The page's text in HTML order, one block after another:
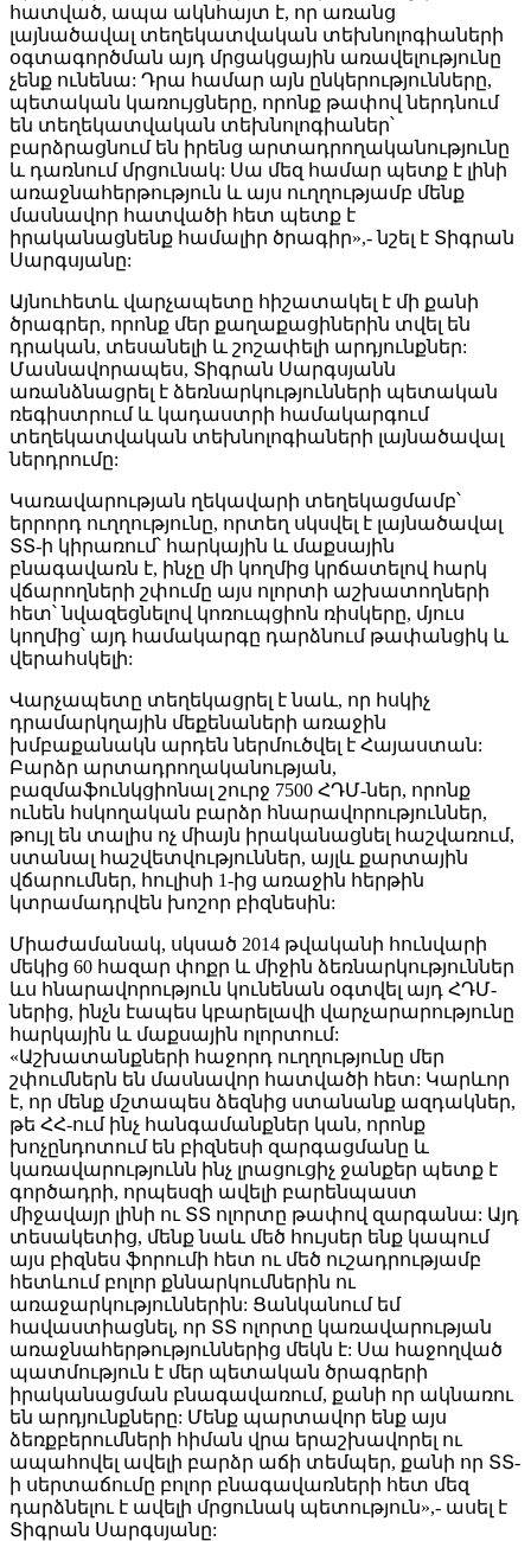
հատված, ապա ակնհայտ է, որ առանց
լայնածավալ տեղեկատվական տեխնոլոգիաների
օգտագործման այդ մրցակցային առավելությունը
չենք ունենա: Դրա համար այն ընկերությունները,
պետական կառույցները, որոնք թափով ներդնում
են տեղեկատվական տեխնոլոգիաներ՝
բարձրացնում են իրենց արտադրողականությունը
և դառնում մրցունակ: Սա մեզ համար պետք է լինի
առաջնահերթություն և այս ուղղությամբ մենք
մասնավոր հատվածի հետ պետք է
իրականացնենք համալիր ծրագիր»,- նշել է Տիգրան
Սարգսյանը:
Այնուհետև վարչապետը հիշատակել է մի քանի
ծրագրեր, որոնք մեր քաղաքացիներին տվել են
դրական, տեսանելի և շոշափելի արդյունքներ:
Մասնավորապես, Տիգրան Սարգսյանն
առանձնացրել է ձեռնարկությունների պետական
ռեգիստրում և կադաստրի համակարգում
տեղեկատվական տեխնոլոգիաների լայնածավալ
ներդրումը:
Կառավարության ղեկավարի տեղեկացմամբ՝
երրորդ ուղղությունը, որտեղ սկսվել է լայնածավալ
ՏՏ-ի կիրառում՝ հարկային և մաքսային
բնագավառն է, ինչը մի կողմից կրճատելով հարկ
վճարողների շփումը այս ոլորտի աշխատողների
հետ՝ նվազեցնելով կոռուպցիոն ռիսկերը, մյուս
կողմից՝ այդ համակարգը դարձնում թափանցիկ և
վերահսկելի:
Վարչապետը տեղեկացրել է նաև, որ հսկիչ
դրամարկղային մեքենաների առաջին
խմբաքանակն արդեն ներմուծվել է Հայաստան:
Բարձր արտադրողականության,
բազմաֆունկցիոնալ շուրջ 7500 ՀԴՄ-ներ, որոնք
ունեն հսկողական բարձր հնարավորություններ,
թույլ են տալիս ոչ միայն իրականացնել հաշվառում,
ստանալ հաշվետվություններ, այլև քարտային
վճարումներ, հուլիսի 1-ից առաջին հերթին
կտրամադրվեն խոշոր բիզնեսին:
Միաժամանակ, սկսած 2014 թվականի հունվարի
մեկից 60 հազար փոքր և միջին ձեռնարկություններ
ևս հնարավորություն կունենան օգտվել այդ ՀԴՄ-
ներից, ինչն էապես կբարելավի վարչարարությունը
հարկային և մաքսային ոլորտում:
«Աշխատանքների հաջորդ ուղղությունը մեր
շփումներն են մասնավոր հատվածի հետ: Կարևոր
է, որ մենք մշտապես ձեզնից ստանանք ազդակներ,
թե ՀՀ-ում ինչ հանգամանքներ կան, որոնք
խոչընդոտում են բիզնեսի զարգացմանը և
կառավարությունն ինչ լրացուցիչ ջանքեր պետք է
գործադրի, որպեսզի ավելի բարենպաստ
միջավայր լինի ու ՏՏ ոլորտը թափով զարգանա: Այդ
տեսակետից, մենք նաև մեծ հույսեր ենք կապում
այս բիզնես ֆորումի հետ ու մեծ ուշադրությամբ
հետևում բոլոր քննարկումներին ու
առաջարկություններին: Ցանկանում եմ
հավաստիացնել, որ ՏՏ ոլորտը կառավարության
առաջնահերթություններից մեկն է: Սա հաջողված
պատմություն է մեր պետական ծրագրերի
իրականացման բնագավառում, քանի որ ակնառու
են արդյունքները: Մենք պարտավոր ենք այս
ձեռքբերումների հիման վրա երաշխավորել ու
ապահովել ավելի բարձր աճի տեմպեր, քանի որ ՏՏ-
ի սերտաճումը բոլոր բնագավառների հետ մեզ
դարձնելու է ավելի մրցունակ պետություն»,- ասել է
Տիգրան Սարգսյանը: